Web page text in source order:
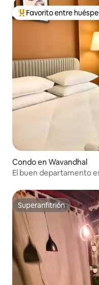
Favorito entre
Favorito entre
Condo en Wavandhal
El buen departamento
Superanfitrión
Superanfitrión